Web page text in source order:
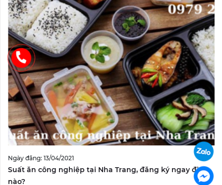
Ngày đăng: 13/04/2021
Suất ăn công nghiệp tại Nha Trang, đăng ký ngay đi
nào?